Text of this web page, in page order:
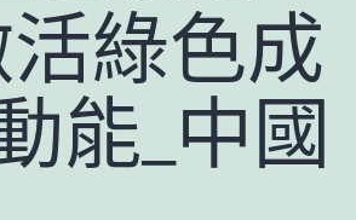
活綠色成
能_中國